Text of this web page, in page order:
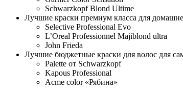
Schwarzkopf Blond Ultime
Лучшие краски премиум класса для
Selective Professional Evo
L’Oreal Professionnel Majiblond ultra
John Frieda
Лучшие бюджетные краски для волос для
Palette от Schwarzkopf
Kapous Professional
Acme color «Рябина»